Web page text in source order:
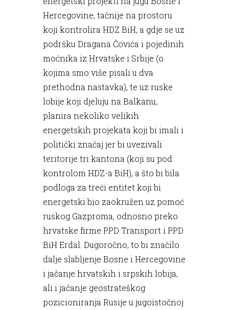
Hercegovine, tačnije na prostoru
koji kontrolira HDZ BiH, a gdje se uz
podršku Dragana Čovića i pojedinih
moćnika iz Hrvatske i Srbije (o
kojima smo više pisali u dva
prethodna nastavka), te uz ruske
lobije koji djeluju na Balkanu,
planira nekoliko velikih
energetskih projekata koji bi imali i
politički značaj jer bi uvezivali
teritorije tri kantona (koji su pod
kontrolom HDZ-a BiH), a što bi bila
podloga za treći entitet koji bi
energetski bio zaokružen uz pomoć
ruskog Gazproma, odnosno preko
hrvatske firme PPD Transport i PPD
BiH Erdal. Dugoročno, to bi značilo
dalje slabljenje Bosne i Hercegovine
i jačanje hrvatskih i srpskih lobija,
ali i jačanje geostrateškog
pozicioniranja Rusije u jugoistočnoj